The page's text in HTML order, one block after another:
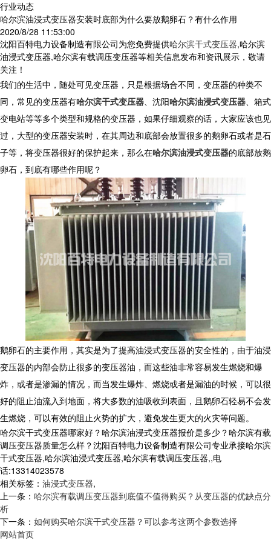
行业动态
哈尔滨油浸式变压器安装时底部为什么要放鹅卵石？有什么作用
2020/8/28 11:53:00
沈阳百特电力设备制造有限公司为您免费提供哈尔滨干式变压器,哈尔滨
油浸式变压器,哈尔滨有载调压变压器等相关信息发布和资讯展示，敬请
关注！
我们的生活中，随处可见变压器，只是根据场合不同，变压器的种类不
同，常见的变压器有哈尔滨干式变压器、沈阳哈尔滨油浸式变压器、箱式
变电站等等多个类型和规格的变压器，如果仔细观察的话，大家应该也见
过，大型的变压器安装时，在其周边和底部会放置很多的鹅卵石或者是石
子等，将变压器很好的保护起来，那么在哈尔滨油浸式变压器的底部放鹅
卵石，到底有哪些作用呢？
鹅卵石的主要作用，其实是为了提高油浸式变压器的安全性的，由于油浸
变压器的内部会防止很多的变压器油，而这些油非常容易发生燃烧和爆
炸，或者是渗漏的情况，而当发生爆炸、燃烧或者是漏油的时候，可以很
好的阻止油流入到地面，将大多数的油吸收到表面，且鹅卵石轻易不会发
生燃烧，可以有效的阻止火势的扩大，避免发生更大的火灾等问题。
哈尔滨干式变压器哪家好？哈尔滨油浸式变压器报价是多少？哈尔滨有载
调压变压器质量怎么样？沈阳百特电力设备制造有限公司专业承接哈尔滨
干式变压器,哈尔滨油浸式变压器,哈尔滨有载调压变压器,,电
话:13314023578
相关标签： 油浸式变压器,
上一条： 哈尔滨有载调压变压器到底值不值得购买？从变压器的优缺点分
析
下一条： 如何购买哈尔滨干式变压器？可以参考这两个参数选择
网站首页